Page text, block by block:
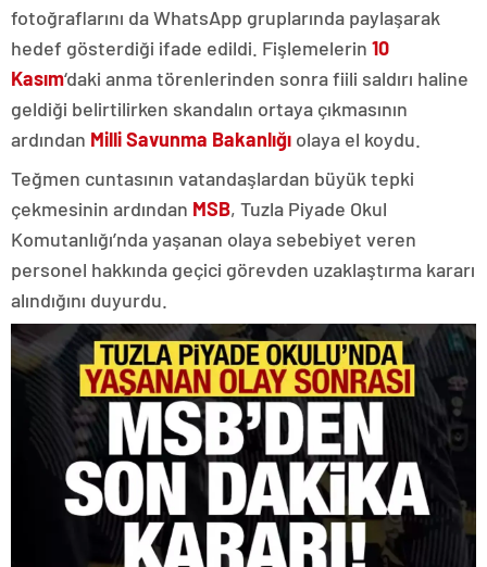
fotoğraflarını da WhatsApp gruplarında paylaşarak
hedef gösterdiği ifade edildi. Fişlemelerin 10
Kasım‘daki anma törenlerinden sonra fiili saldırı haline
geldiği belirtilirken skandalın ortaya çıkmasının
ardından Milli Savunma Bakanlığı olaya el koydu.
Teğmen cuntasının vatandaşlardan büyük tepki
çekmesinin ardından MSB, Tuzla Piyade Okul
Komutanlığı’nda yaşanan olaya sebebiyet veren
personel hakkında geçici görevden uzaklaştırma kararı
alındığını duyurdu.